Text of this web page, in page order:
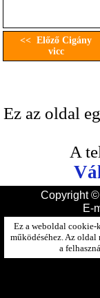
<< Előző Cigány
vicc
Ez az oldal
A
Copyright
E-
Ez a weboldal cookie-
működéséhez. Az oldal
a